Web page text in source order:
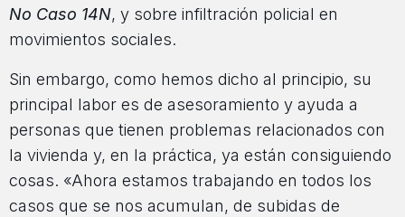
No Caso 14N, y sobre infiltración policial en
movimientos sociales.
Sin embargo, como hemos dicho al principio, su
principal labor es de asesoramiento y ayuda a
personas que tienen problemas relacionados con
la vivienda y, en la práctica, ya están consiguiendo
cosas. «Ahora estamos trabajando en todos los
casos que se nos acumulan, de subidas de